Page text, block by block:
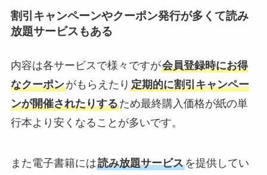
割引キャンペーンやクーポン発行が多くて読み
放題サービスもある
内容は各サービスで様々ですが会員登録時にお得
なクーポンがもらえたり 定期的に割引キャンペー
ンが開催されたりするため最終購入価格が紙の単
行本より安くなることが多いです。
また電子書籍には読み放題サービスを提供してい